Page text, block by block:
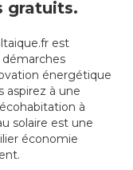
gratuits.
est
énergétique
aspirez à une
à
solaire est une
économie